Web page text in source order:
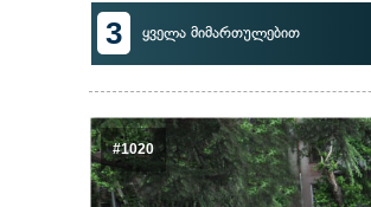
3 ყველა მიმართულებით
#1020